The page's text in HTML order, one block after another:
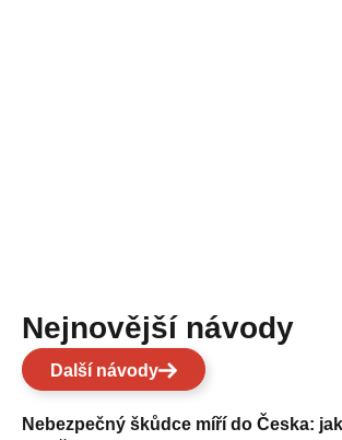
Nejnovější návody
Další návody
Nebezpečný škůdce míří do Česka: